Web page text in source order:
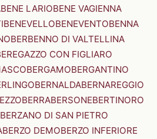
BENE LARIOBENE VAGIENNA
BENEVELLOBENEVENTOBENNA
BERBENNO DI VALTELLINA
CON FIGLIARO
BERGAMOBERGANTINO
BERNALDABERNAREGGIO
BERRABERSONEBERTINORO
BERZANO DI SAN PIETRO
BERZO DEMOBERZO INFERIORE